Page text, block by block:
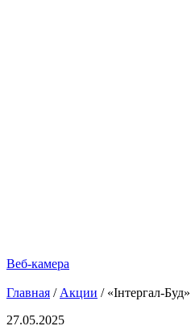
Веб-камера
Главная / Акции / «Інтергал-
27.05.2025